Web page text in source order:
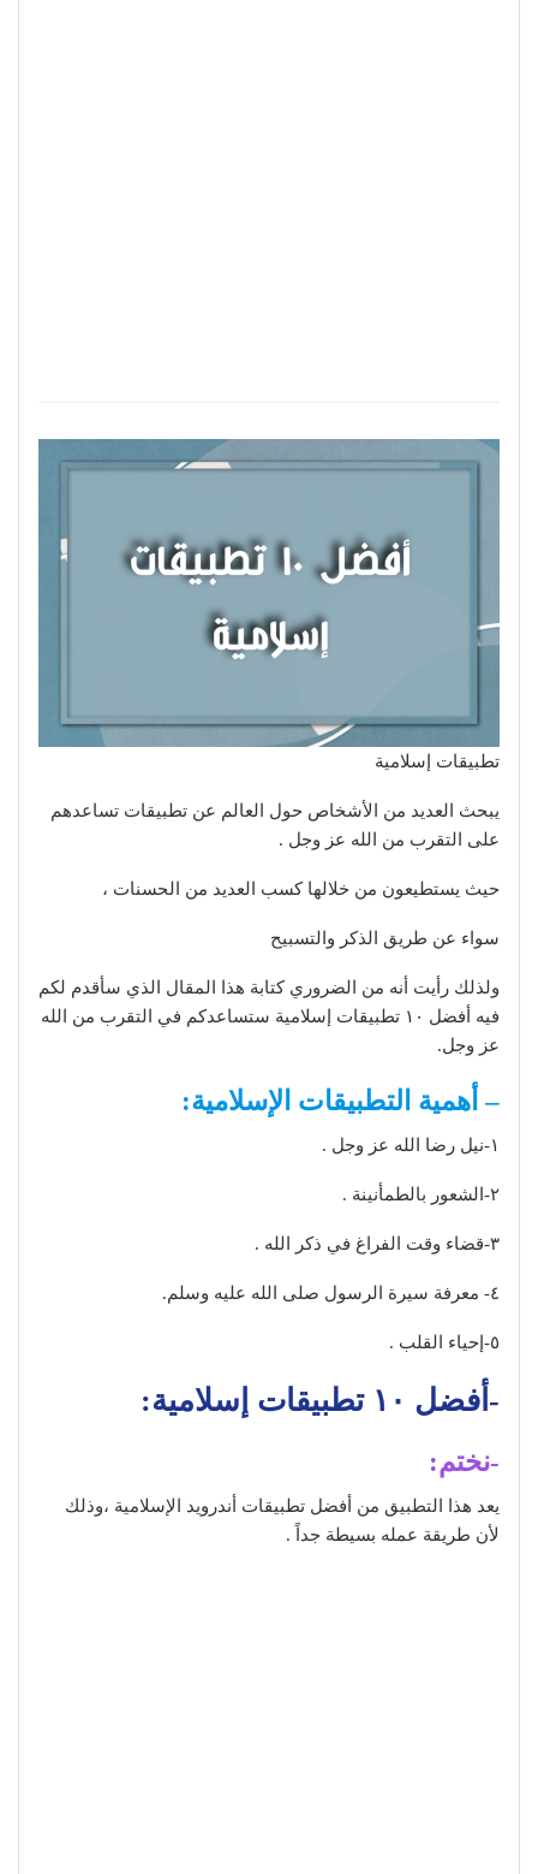
تطبيقات إسلامية
يبحث العديد من الأشخاص حول العالم عن تطبيقات تساعدهم
على التقرب من الله عز وجل .
حيث يستطيعون من خلالها كسب العديد من الحسنات ،
سواء عن طريق الذكر والتسبيح
ولذلك رأيت أنه من الضروري كتابة هذا المقال الذي سأقدم لكم
فيه أفضل ١٠ تطبيقات إسلامية ستساعدكم في التقرب من الله
عز وجل.
– أهمية التطبيقات الإسلامية:
١-نيل رضا الله عز وجل .
٢-الشعور بالطمأنينة .
٣-قضاء وقت الفراغ في ذكر الله .
٤- معرفة سيرة الرسول صلى الله عليه وسلم.
٥-إحياء القلب .
-أفضل ١٠ تطبيقات إسلامية:
-نختم:
يعد هذا التطبيق من أفضل تطبيقات أندرويد الإسلامية ،وذلك
لأن طريقة عمله بسيطة جداً .